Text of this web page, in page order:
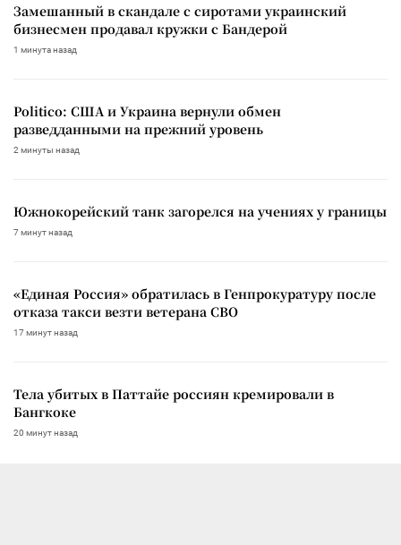
Замешанный в скандале с сиротами украинский
бизнесмен продавал кружки с Бандерой
1 минута назад
Politico: США и Украина вернули обмен
разведданными на прежний уровень
2 минуты назад
Южнокорейский танк загорелся на учениях у границы
7 минут назад
«Единая Россия» обратилась в Генпрокуратуру после
отказа такси везти ветерана СВО
17 минут назад
Тела убитых в Паттайе россиян кремировали в
Бангкоке
20 минут назад